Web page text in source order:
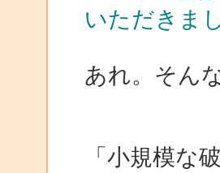
いただきま
あれ。そん
「小規模な